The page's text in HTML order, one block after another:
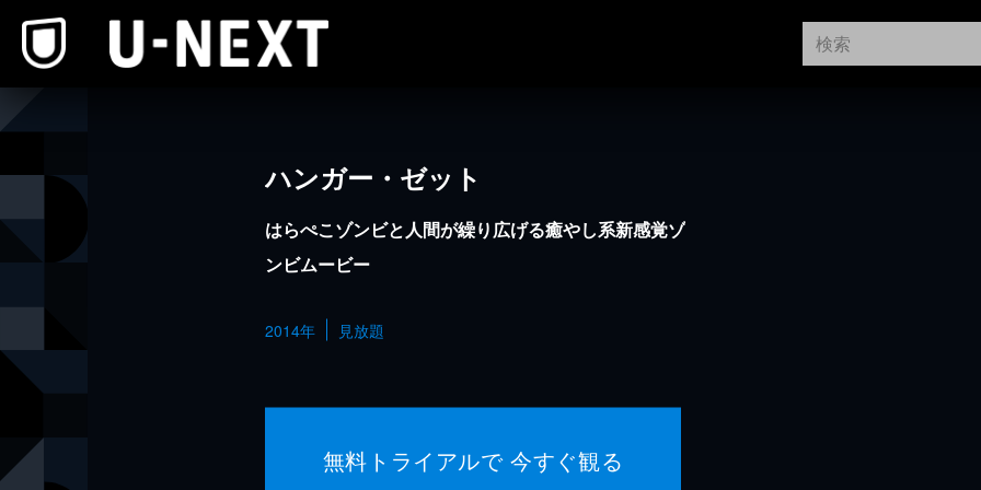
ハンガー・ゼット
はらぺこゾンビと人間が繰り広げる癒やし系新感覚ゾ
ンビムービー
2014年 見放題
無料トライアルで 今すぐ観る